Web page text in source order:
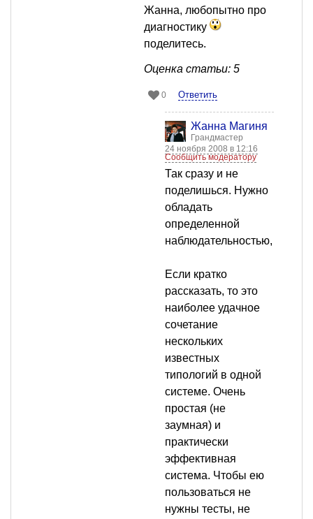
Жанна, любопытно про
диагностику
поделитесь.
Оценка статьи: 5
0 Ответить
Жанна Магиня
Грандмастер
24 ноября 2008 в 12:16
Сообщить модератору
Так сразу и не
поделишься. Нужно
обладать
определенной
наблюдательностью,
Если кратко
рассказать, то это
наиболее удачное
сочетание
нескольких
известных
типологий в одной
системе. Очень
простая (не
заумная) и
практически
эффективная
система. Чтобы ею
пользоваться не
нужны тесты, не